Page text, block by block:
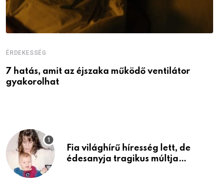
ÉRDEKESSÉG
7 hatás, amit az éjszaka működő ventilátor
gyakorolhat
Fia világhírű híresség lett, de
édesanyja tragikus múltja